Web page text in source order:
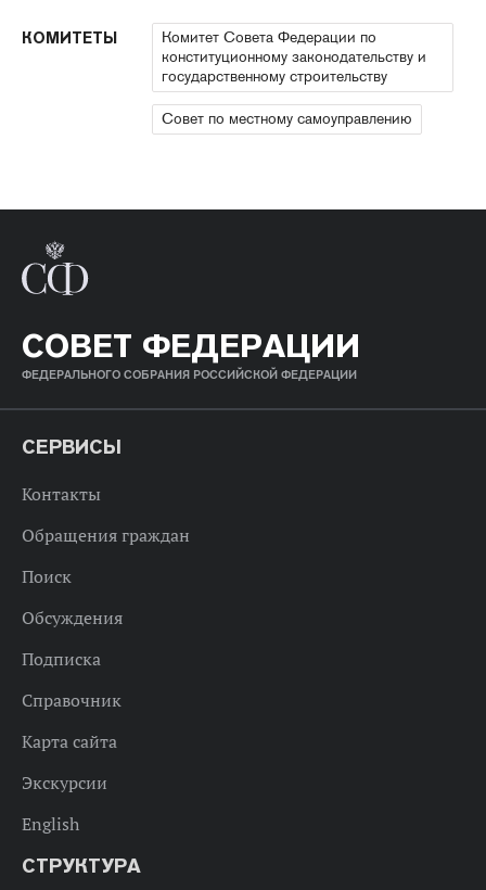
КОМИТЕТЫ
Комитет Совета Федерации по
конституционному законодательству и
государственному строительству
Совет по местному самоуправлению
СОВЕТ ФЕДЕРАЦИИ
ФЕДЕРАЛЬНОГО СОБРАНИЯ РОССИЙСКОЙ ФЕДЕРАЦИИ
СЕРВИСЫ
Контакты
Обращения граждан
Поиск
Обсуждения
Подписка
Справочник
Карта сайта
Экскурсии
English
СТРУКТУРА